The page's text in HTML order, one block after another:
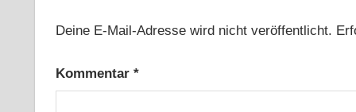
Deine E-Mail-Adresse wird nicht veröffentlicht.
Kommentar *